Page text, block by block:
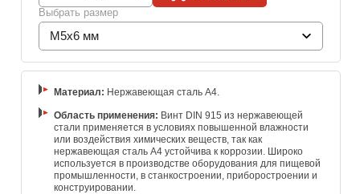
Выбрать размер
M5x6 мм
Материал: Нержавеющая сталь A4.
Область применения: Винт DIN 915 из нержавеющей
стали применяется в условиях повышенной влажности
или воздействия химических веществ, так как
нержавеющая сталь A4 устойчива к коррозии. Широко
используется в производстве оборудования для пищевой
промышленности, в станкостроении, приборостроении и
конструировании.